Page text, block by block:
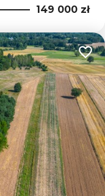
149 000 zł